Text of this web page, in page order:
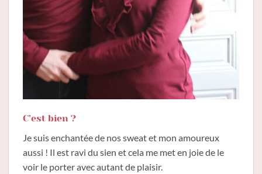
C’est bien ?
Je suis enchantée de nos sweat et mon amoureux
aussi ! Il est ravi du sien et cela me met en joie de le
voir le porter avec autant de plaisir.